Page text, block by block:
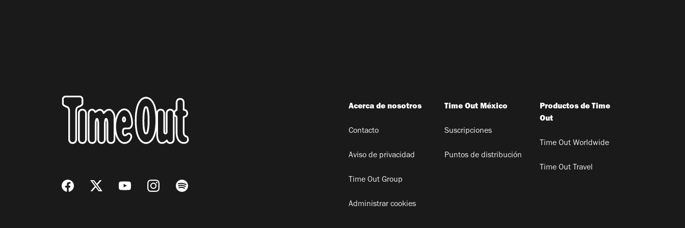
Acerca de nosotros
Contacto
Aviso de privacidad
Time Out Group
Administrar cookies
Time Out México
Suscripciones
Puntos de distribución
Productos de Time
Out
Time Out Worldwide
Time Out Travel